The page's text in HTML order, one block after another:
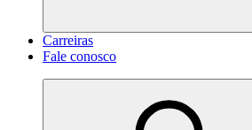
Carreiras
Fale conosco